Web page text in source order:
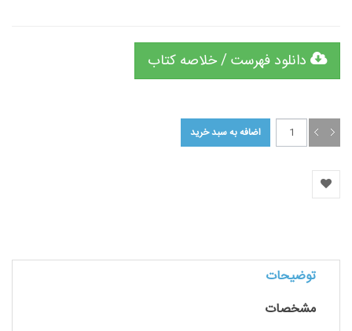
دانلود فهرست / خلاصه کتاب
توضیحات
مشخصات